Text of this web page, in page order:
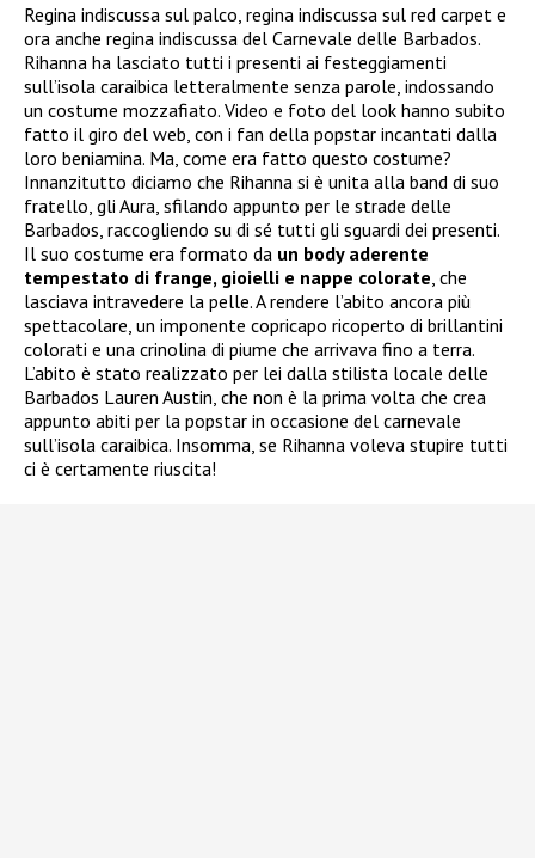
Regina indiscussa sul palco, regina indiscussa sul red carpet e
ora anche regina indiscussa del Carnevale delle Barbados.
Rihanna ha lasciato tutti i presenti ai festeggiamenti
sull’isola caraibica letteralmente senza parole, indossando
un costume mozzafiato. Video e foto del look hanno subito
fatto il giro del web, con i fan della popstar incantati dalla
loro beniamina. Ma, come era fatto questo costume?
Innanzitutto diciamo che Rihanna si è unita alla band di suo
fratello, gli Aura, sfilando appunto per le strade delle
Barbados, raccogliendo su di sé tutti gli sguardi dei presenti.
Il suo costume era formato da un body aderente
tempestato di frange, gioielli e nappe colorate , che
lasciava intravedere la pelle. A rendere l’abito ancora più
spettacolare, un imponente copricapo ricoperto di brillantini
colorati e una crinolina di piume che arrivava fino a terra.
L’abito è stato realizzato per lei dalla stilista locale delle
Barbados Lauren Austin, che non è la prima volta che crea
appunto abiti per la popstar in occasione del carnevale
sull’isola caraibica. Insomma, se Rihanna voleva stupire tutti
ci è certamente riuscita!